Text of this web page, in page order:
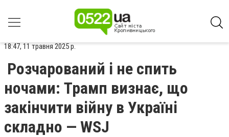
18:47, 11 травня 2025 р.
Розчарований і не спить
ночами: Трамп визнає, що
закінчити війну в Україні
складно — WSJ